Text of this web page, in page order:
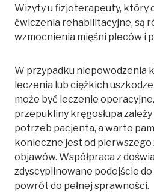
Wizyty u fizjoterapeuty, który
ćwiczenia rehabilitacyjne, są
wzmocnienia mięśni pleców i
W przypadku niepowodzenia
leczenia lub ciężkich
może być leczenie
przepukliny kręgosłupa
potrzeb pacjenta, a warto
konieczne jest od
objawów. Współpraca z
zdyscyplinowane podejście
powrót do pełnej sprawności.